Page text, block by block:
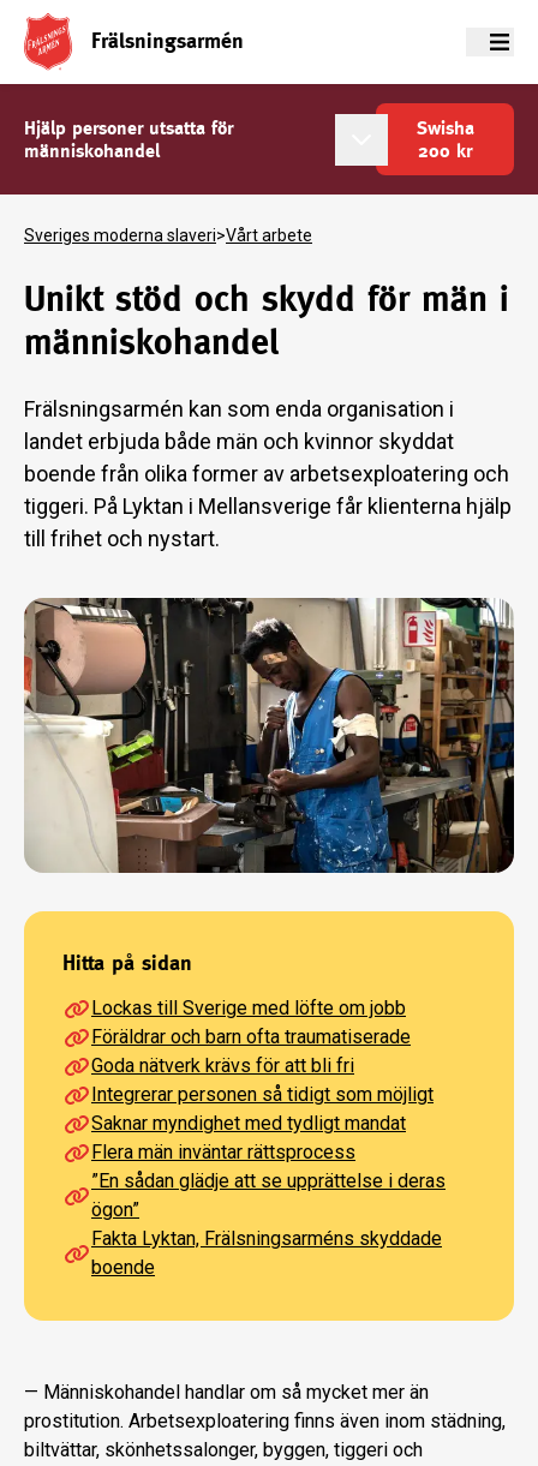
Frälsningsarmén Meny
Hjälp personer utsatta för
människohandel
Swisha
200 kr
Sveriges moderna slaveri>Vårt arbete
Unikt stöd och skydd för män i
människohandel
Frälsningsarmén kan som enda organisation i
landet erbjuda både män och kvinnor skyddat
boende från olika former av arbetsexploatering och
tiggeri. På Lyktan i Mellansverige får klienterna hjälp
till frihet och nystart.
Hitta på sidan
Lockas till Sverige med löfte om jobb
Föräldrar och barn ofta traumatiserade
Goda nätverk krävs för att bli fri
Integrerar personen så tidigt som möjligt
Saknar myndighet med tydligt mandat
Flera män inväntar rättsprocess
”En sådan glädje att se upprättelse i deras
ögon”
Fakta Lyktan, Frälsningsarméns skyddade
boende
— Människohandel handlar om så mycket mer än
prostitution. Arbetsexploatering finns även inom städning,
biltvättar, skönhetssalonger, byggen, tiggeri och